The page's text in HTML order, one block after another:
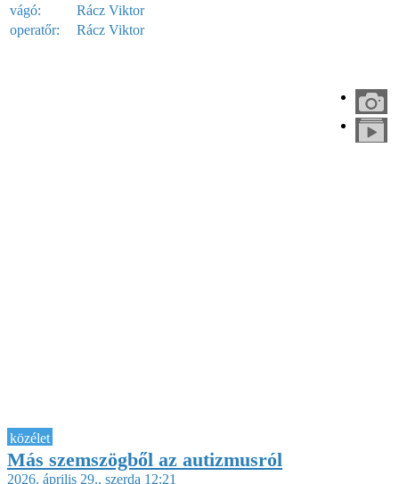
vágó:
Rácz Viktor
operatőr:
Rácz Viktor
közélet
Más szemszögből az autizmusról
2026. április 29., szerda 12:21